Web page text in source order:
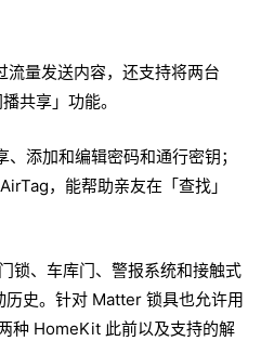
量发送内容，还支持将两台
共享」功能。
添加和编辑密码和通行密钥；
，能帮助亲友在「查找」
锁、车库门、警报系统和接触式
史。针对 Matter 锁具也允许用
种 HomeKit 此前以及支持的解